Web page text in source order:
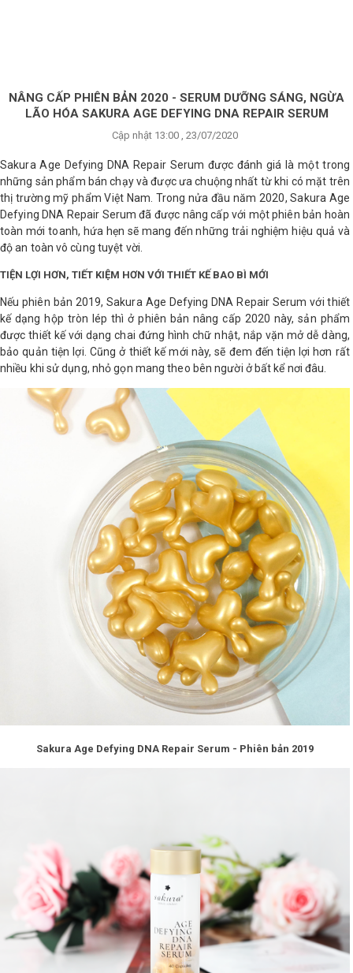
Z
NÂNG CẤP PHIÊN BẢN 2020 - SERUM DƯỠNG SÁNG, NGỪA
LÃO HÓA SAKURA AGE DEFYING DNA REPAIR SERUM
Cập nhật 13:00 , 23/07/2020
Sakura Age Defying DNA Repair Serum được đánh giá là một trong
những sản phẩm bán chạy và được ưa chuộng nhất từ khi có mặt trên
thị trường mỹ phẩm Việt Nam. Trong nửa đầu năm 2020, Sakura Age
Defying DNA Repair Serum đã được nâng cấp với một phiên bản hoàn
toàn mới toanh, hứa hẹn sẽ mang đến những trải nghiệm hiệu quả và
độ an toàn vô cùng tuyệt vời.
TIỆN LỢI HƠN, TIẾT KIỆM HƠN VỚI THIẾT KẾ BAO BÌ MỚI
Nếu phiên bản 2019, Sakura Age Defying DNA Repair Serum với thiết
kế dạng hộp tròn lép thì ở phiên bản nâng cấp 2020 này, sản phẩm
được thiết kế với dạng chai đứng hình chữ nhật, nắp vặn mở dễ dàng,
bảo quản tiện lợi. Cũng ở thiết kế mới này, sẽ đem đến tiện lợi hơn rất
nhiều khi sử dụng, nhỏ gọn mang theo bên người ở bất kể nơi đâu.
Sakura Age Defying DNA Repair Serum - Phiên bản 2019